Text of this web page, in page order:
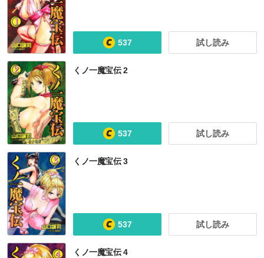
537 試し読み
くノ一魔宝伝 2
537 試し読み
くノ一魔宝伝 3
537 試し読み
くノ一魔宝伝 4